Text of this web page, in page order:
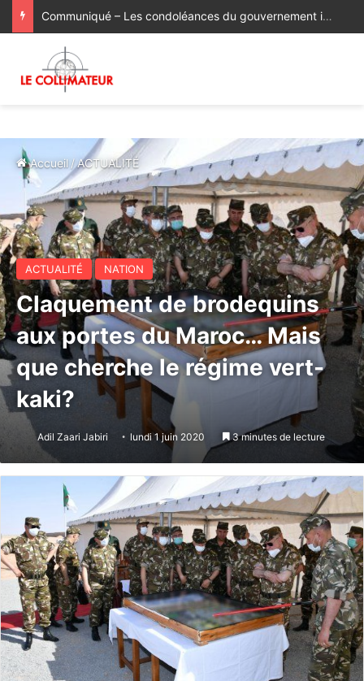
Communiqué – Les condoléances du gouvernement italien à la famille du regretté Abderrahim Fakir
Accueil /ACTUALITÉ
ACTUALITÉ NATION
Claquement de brodequins
aux portes du Maroc… Mais
que cherche le régime vert-
kaki?
Adil Zaari Jabiri lundi 1 juin 2020 3 minutes de lecture